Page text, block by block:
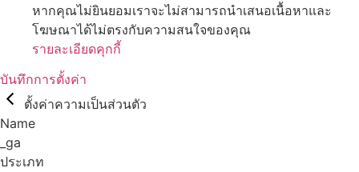
หากคุณไม่ยินยอมเราจะไม่สามารถนำเสนอเนื้อหาและ
โฆษณาได้ไม่ตรงกับความสนใจของคุณ
รายละเอียดคุกกี้
บันทึกการตั้งค่า
ตั้งค่าความเป็นส่วนตัว
Name
_ga
ประเภท